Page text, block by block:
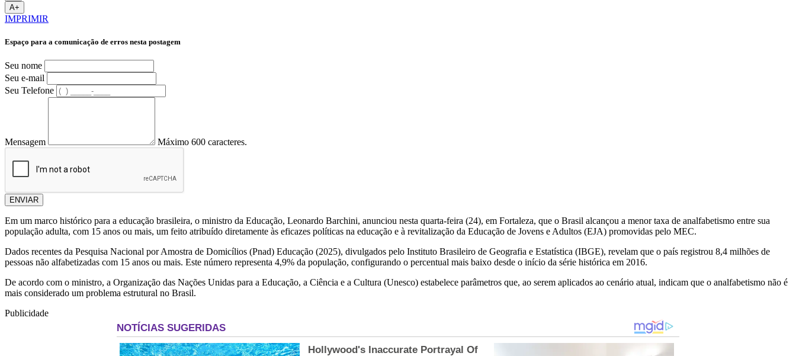
A+
IMPRIMIR
Espaço para a comunicação de erros nesta postagem
Seu nome
Seu e-mail
Seu Telefone
Mensagem Máximo 600 caracteres.
ENVIAR
Em um marco histórico para a educação brasileira, o ministro da Educação, Leonardo Barchini, anunciou nesta quarta-feira (24), em Fortaleza, que o Brasil alcançou a menor taxa de analfabetismo entre sua
população adulta, com 15 anos ou mais, um feito atribuído diretamente às eficazes políticas na educação e à revitalização da Educação de Jovens e Adultos (EJA) promovidas pelo MEC.
Dados recentes da Pesquisa Nacional por Amostra de Domicílios (Pnad) Educação (2025), divulgados pelo Instituto Brasileiro de Geografia e Estatística (IBGE), revelam que o país registrou 8,4 milhões de
pessoas não alfabetizadas com 15 anos ou mais. Este número representa 4,9% da população, configurando o percentual mais baixo desde o início da série histórica em 2016.
De acordo com o ministro, a Organização das Nações Unidas para a Educação, a Ciência e a Cultura (Unesco) estabelece parâmetros que, ao serem aplicados ao cenário atual, indicam que o analfabetismo não é
mais considerado um problema estrutural no Brasil.
Publicidade